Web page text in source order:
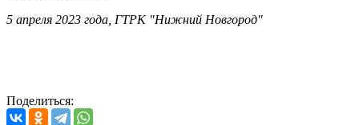
5 апреля 2023 года, ГТРК "Нижний Новгород"
Поделиться: